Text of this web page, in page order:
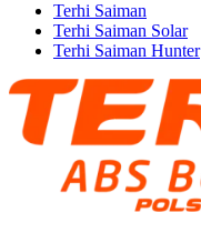
Terhi Saiman
Terhi Saiman Solar
Terhi Saiman Hunter